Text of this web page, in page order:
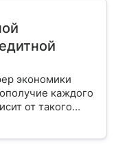
экономики
каждого
от такого
чего зависит